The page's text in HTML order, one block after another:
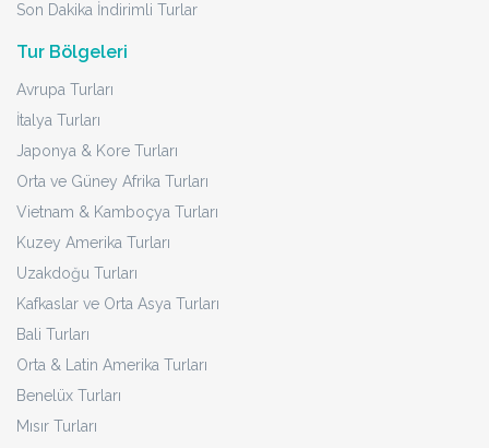
Son Dakika İndirimli Turlar
Tur Bölgeleri
Avrupa Turları
İtalya Turları
Japonya & Kore Turları
Orta ve Güney Afrika Turları
Vietnam & Kamboçya Turları
Kuzey Amerika Turları
Uzakdoğu Turları
Kafkaslar ve Orta Asya Turları
Bali Turları
Orta & Latin Amerika Turları
Benelüx Turları
Mısır Turları